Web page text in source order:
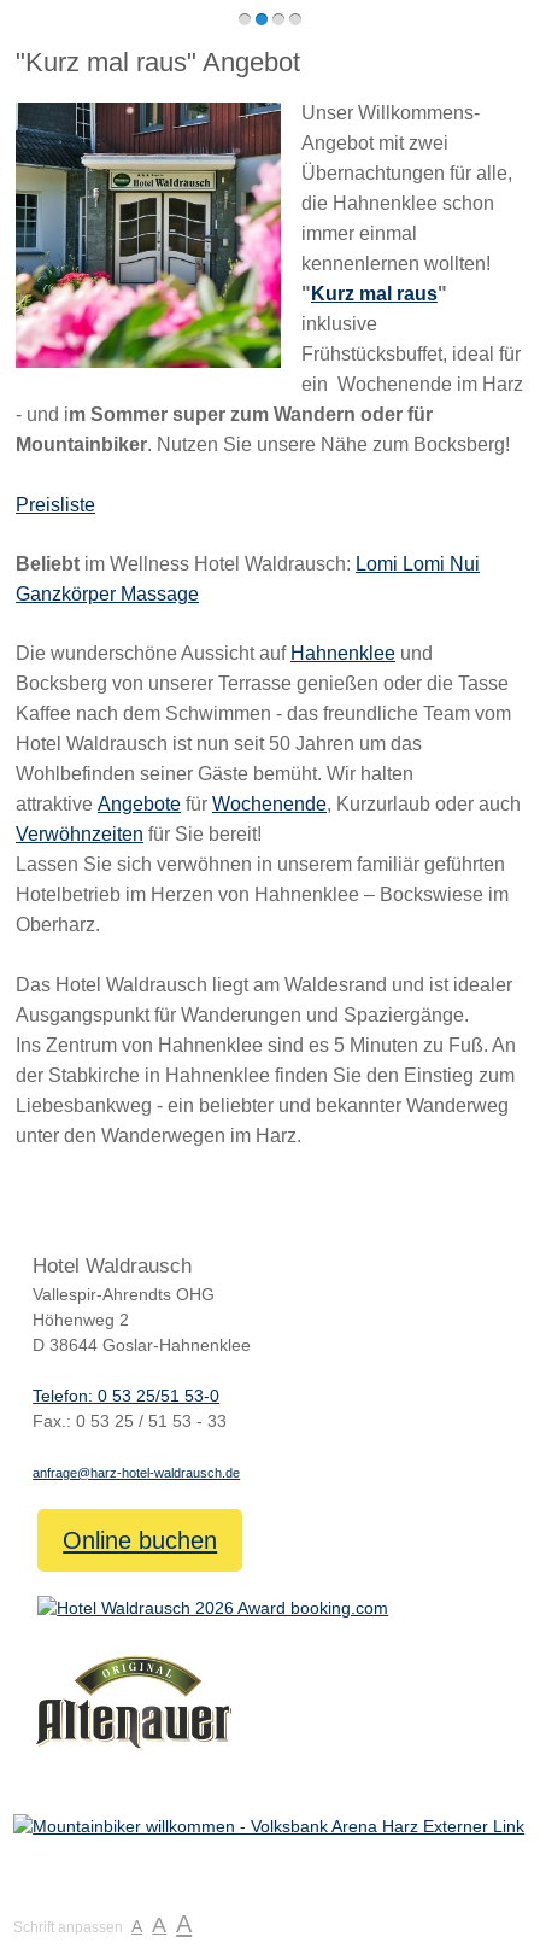
"Kurz mal raus" Angebot
Unser Willkommens-
Angebot mit zwei
Übernachtungen für alle,
die Hahnenklee schon
immer einmal
kennenlernen wollten!
" Kurz mal raus"
inklusive
Frühstücksbuffet, ideal für
ein Wochenende im Harz
- und im Sommer super zum Wandern oder für
Mountainbiker. Nutzen Sie unsere Nähe zum Bocksberg!
Preisliste
Beliebt im Wellness Hotel Waldrausch: Lomi Lomi Nui
Ganzkörper Massage
Die wunderschöne Aussicht auf Hahnenklee und
Bocksberg von unserer Terrasse genießen oder die Tasse
Kaffee nach dem Schwimmen - das freundliche Team vom
Hotel Waldrausch ist nun seit 50 Jahren um das
Wohlbefinden seiner Gäste bemüht. Wir halten
attraktive Angebote für Wochenende, Kurzurlaub oder auch
Verwöhnzeiten für Sie bereit!
Lassen Sie sich verwöhnen in unserem familiär geführten
Hotelbetrieb im Herzen von Hahnenklee – Bockswiese im
Oberharz.
Das Hotel Waldrausch liegt am Waldesrand und ist idealer
Ausgangspunkt für Wanderungen und Spaziergänge.
Ins Zentrum von Hahnenklee sind es 5 Minuten zu Fuß. An
der Stabkirche in Hahnenklee finden Sie den Einstieg zum
Liebesbankweg - ein beliebter und bekannter Wanderweg
unter den Wanderwegen im Harz.
Hotel Waldrausch
Vallespir-Ahrendts OHG
Höhenweg 2
D 38644 Goslar-Hahnenklee
Telefon: 0 53 25/51 53-0
Fax.: 0 53 25 / 51 53 - 33
anfrage@harz-hotel-waldrausch.de
Online buchen
Schrift anpassen A A A